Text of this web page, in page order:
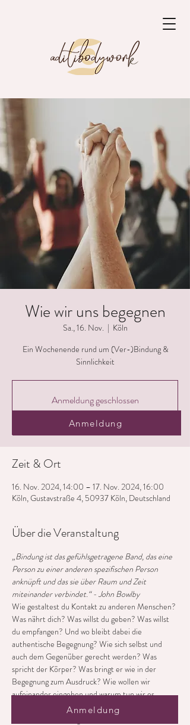
Wie wir uns begegnen
Sa., 16. Nov.
  |
Köln
Ein Wochenende rund um (Ver-)Bindung &
Sinnlichkeit
Anmeldung geschlossen
Jetzt andere Veranstaltungen ansehen
Zeit & Ort
16. Nov. 2024, 14:00 – 17. Nov. 2024, 16:00
Köln, Gustavstraße 4, 50937 Köln, Deutschland
Über die Veranstaltung
„Bindung ist das gefühlsgetragene Band, das eine
Person zu einer anderen spezifischen Person
anknüpft und das sie über Raum und Zeit
miteinander verbindet.“ - John Bowlby
Wie gestaltest du Kontakt zu anderen Menschen?
Was nährt dich? Was willst du geben? Was willst
du empfangen? Und wo bleibt dabei die
authentische Begegnung? Wie sich selbst und
auch dem Gegenüber gerecht werden? Was
spricht der Körper? Was bringt er wie in der
Begegnung zum Ausdruck? Wie wollen wir
aufeinander eingehen und warum tun wir es
manchmal nicht?Anmeldung
Anmeldung